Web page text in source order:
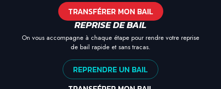
TRANSFÉRER MON BAIL
REPRISE DE BAIL
On vous accompagne à chaque étape pour rendre votre reprise
de bail rapide et sans tracas.
REPRENDRE UN BAIL